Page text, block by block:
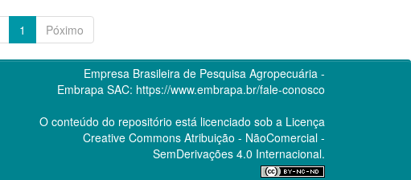
1 Póximo
Empresa Brasileira de Pesquisa Agropecuária -
Embrapa SAC: https://www.embrapa.br/fale-conosco
O conteúdo do repositório está licenciado sob a Licença
Creative CommonsAtribuição - NãoComercial -
SemDerivações 4.0 Internacional.